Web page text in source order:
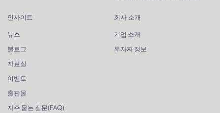
인사이트
뉴스
블로그
자료실
이벤트
출판물
자주 묻는 질문(FAQ)
회사 소개
기업 소개
투자자 정보